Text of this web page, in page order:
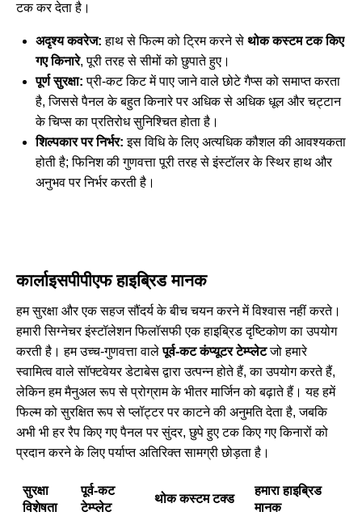
टक कर देता है।
अदृश्य कवरेज: हाथ से फिल्म को ट्रिम करने से थोक कस्टम टक किए
गए किनारे, पूरी तरह से सीमों को छुपाते हुए।
पूर्ण सुरक्षा: प्री-कट किट में पाए जाने वाले छोटे गैप्स को समाप्त करता
है, जिससे पैनल के बहुत किनारे पर अधिक से अधिक धूल और चट्टान
के चिप्स का प्रतिरोध सुनिश्चित होता है।
शिल्पकार पर निर्भर: इस विधि के लिए अत्यधिक कौशल की आवश्यकता
होती है; फिनिश की गुणवत्ता पूरी तरह से इंस्टॉलर के स्थिर हाथ और
अनुभव पर निर्भर करती है।
कार्लाइसपीपीएफ हाइब्रिड मानक
हम सुरक्षा और एक सहज सौंदर्य के बीच चयन करने में विश्वास नहीं करते।
हमारी सिग्नेचर इंस्टॉलेशन फिलॉसफी एक हाइब्रिड दृष्टिकोण का उपयोग
करती है। हम उच्च-गुणवत्ता वालेपूर्व-कट कंप्यूटर टेम्प्लेटजो हमारे
स्वामित्व वाले सॉफ्टवेयर डेटाबेस द्वारा उत्पन्न होते हैं, का उपयोग करते हैं,
लेकिन हम मैनुअल रूप से प्रोग्राम के भीतर मार्जिन को बढ़ाते हैं। यह हमें
फिल्म को सुरक्षित रूप से प्लॉट्टर पर काटने की अनुमति देता है, जबकि
अभी भी हर रैप किए गए पैनल पर सुंदर, छुपे हुए टक किए गए किनारों को
प्रदान करने के लिए पर्याप्त अतिरिक्त सामग्री छोड़ता है।
सुरक्षा
विशेषता
पूर्व-कट
टेम्प्लेट
थोक कस्टम टक्ड
हमारा हाइब्रिड
मानक